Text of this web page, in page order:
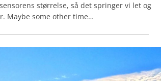
størrelse, så det springer vi let og
Maybe some other time…